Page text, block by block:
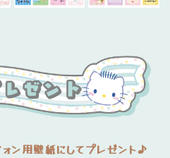
ン用壁紙にしてプレゼント♪